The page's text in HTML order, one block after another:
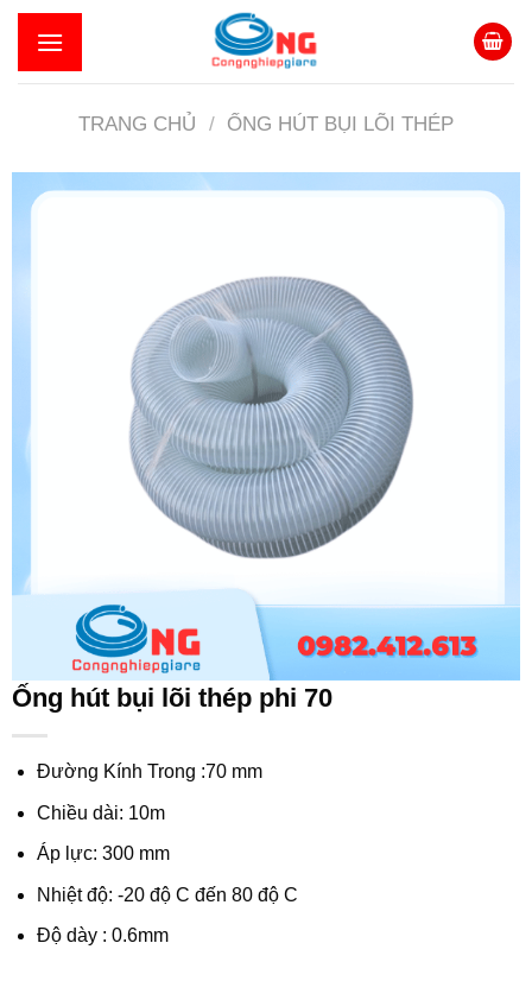
Skip
content
TRANG CHỦ / ỐNG HÚT BỤI LÕI THÉP
Ống hút bụi lõi thép phi 70
Đường Kính Trong :70 mm
Chiều dài: 10m
Áp lực: 300 mm
Nhiệt độ: -20 độ C đến 80 độ C
Độ dày : 0.6mm